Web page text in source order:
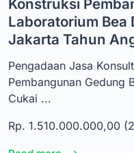
Konstruksi
Laboratorium Bea
Jakarta Tahun
Pengadaan Jasa
Pembangunan Gedung
Cukai ...
Rp. 1.510.000.000,00